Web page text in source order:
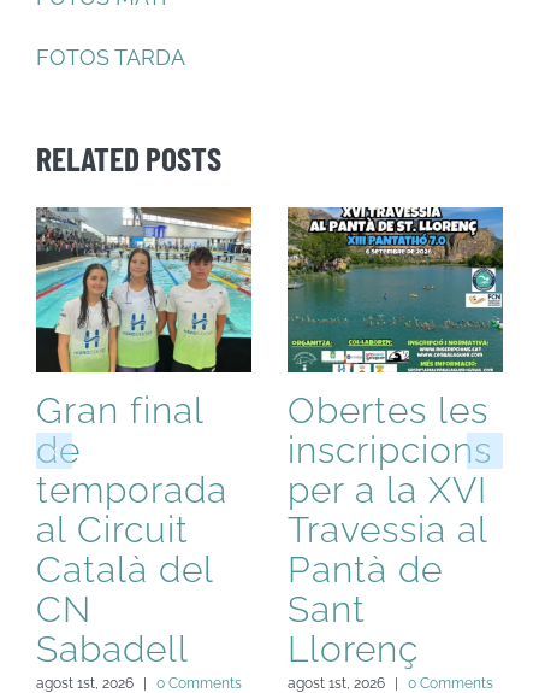
FOTOS TARDA
RELATED POSTS
Gran final
de
temporada
al Circuit
Català del
CN
Sabadell
agost 1st, 2026 | 0 Comments
Obertes les
inscripcions
per a la XVI
Travessia al
Pantà de
Sant
Llorenç
agost 1st, 2026 | 0 Comments